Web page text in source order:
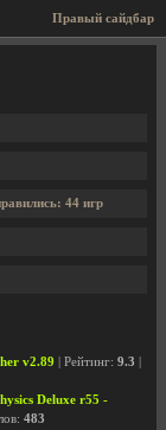
Правый сайдбар
44 игр
v2.89 | Рейтинг: 9.3
Deluxe r55 -
483